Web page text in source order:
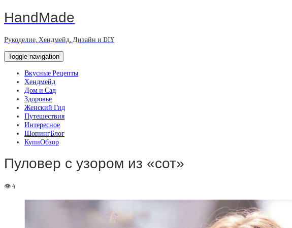
HandMade
Рукоделие, Хендмейд, Дизайн и DIY
Toggle navigation
Вкусные Рецепты
Хендмейд
Дом и Сад
Здоровье
Женский Гид
Путешествия
Интересное
ШопингБлог
КупиОбзор
Пуловер с узором из «сот»